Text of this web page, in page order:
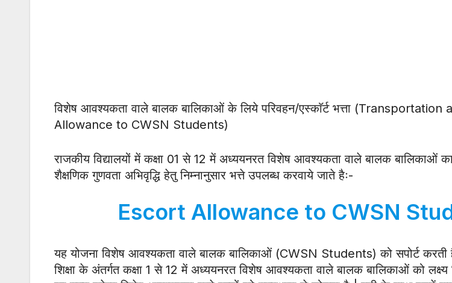
विशेष आवश्यकता वाले बालक बालिकाओं के लिये परिवहन/एस्काॅर्ट भत्ता
Allowance to CWSN Students)
राजकीय विद्यालयों में कक्षा 01 से 12 में अध्ययनरत विशेष आवश्यकता वाले बालक बालिकाओं
शैक्षणिक गुणवता अभिवृद्धि हेतु निम्नानुसार भत्ते उपलब्ध करवाये जाते हैः-
Escort Allowance to CWSN
यह योजना विशेष आवश्यकता वाले बालक बालिकाओं (CWSN Students) को सपोर्ट करती
शिक्षा के अंतर्गत कक्षा 1 से 12 में अध्ययनरत विशेष आवश्यकता वाले बालक बालिकाओं को